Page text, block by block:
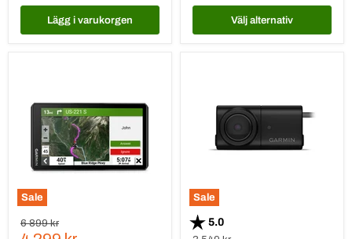
Lägg i varukorgen Välj alternativ
Sale
motorcykel
Ursprungspris
6 899 kr
Sale
Night
Vision,
trådlös
backkamera
hållare
Betyg:
5.0